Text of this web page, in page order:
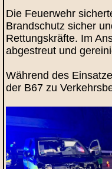
Die Feuerwehr
Brandschutz sicher
Rettungskräfte. Im
abgestreut und
Während des
der B67 zu